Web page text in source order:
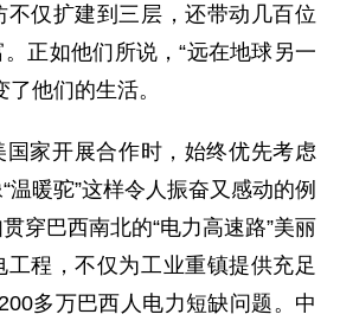
不仅扩建到三层，还带动几百位
正如他们所说，“远在地球另一
他们的生活。
国家开展合作时，始终优先考虑
温暖驼”这样令人振奋又感动的例
穿巴西南北的“电力高速路”美丽
工程，不仅为工业重镇提供充足
多万巴西人电力短缺问题。中